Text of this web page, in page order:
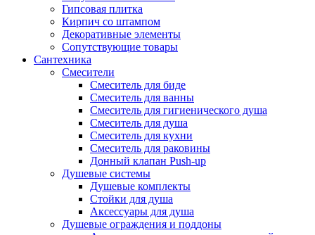
Гипсовая плитка
Кирпич со штампом
Декоративные элементы
Сопутствующие товары
Сантехника
Смесители
Смеситель для биде
Смеситель для ванны
Смеситель для гигиенического душа
Смеситель для душа
Смеситель для кухни
Смеситель для раковины
Донный клапан Push-up
Душевые системы
Душевые комплекты
Стойки для душа
Аксессуары для душа
Душевые ограждения и поддоны